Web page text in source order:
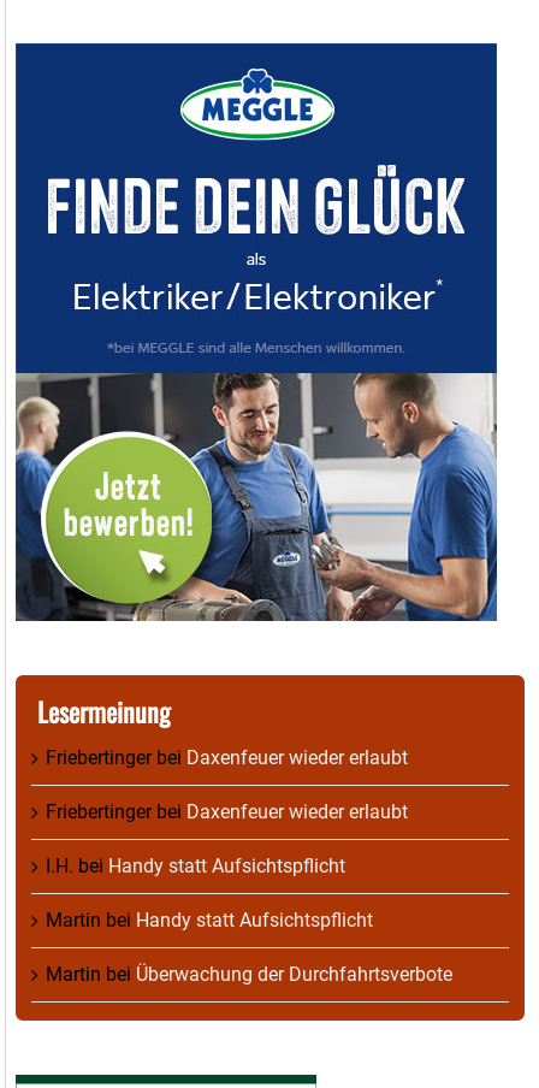
Lesermeinung
Friebertingerbei Daxenfeuer wieder erlaubt
Friebertingerbei Daxenfeuer wieder erlaubt
I.H. bei Handy statt Aufsichtspflicht
Martin bei Handy statt Aufsichtspflicht
Martin bei Überwachung der Durchfahrtsverbote